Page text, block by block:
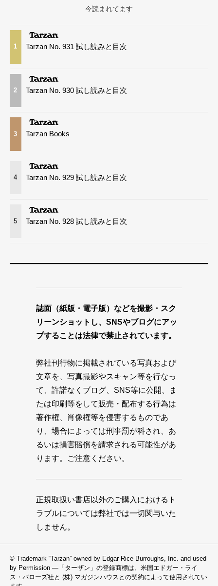
今読まれてます
1 Tarzan No. 931 試し読みと目次
2 Tarzan No. 930 試し読みと目次
3 Tarzan Books
4 Tarzan No. 929 試し読みと目次
5 Tarzan No. 928 試し読みと目次
誌面（紙版・電子版）などを撮影・スク
リーンショットし、SNSやブログにアッ
プすることは法律で禁止されています。
弊社刊行物に掲載されている写真および
文章を、写真撮影やスキャン等を行なっ
て、許諾なくブログ、SNS等に公開、ま
たは印刷等をして販売・配布する行為は
著作権、肖像権等を侵害するものであ
り、場合によっては刑事罰が科され、あ
るいは損害賠償を請求される可能性があ
ります。ご注意ください。
正規取扱い書店以外のご購入におけるト
ラブルについては弊社では一切関与いた
しません。
© Trademark “Tarzan” owned by Edgar Rice Burroughs, Inc. and used
by Permission —「ターザン」の登録商標は、米国エドガー・ライ
ス・バローズ社と (株) マガジンハウスとの契約によって使用されてい